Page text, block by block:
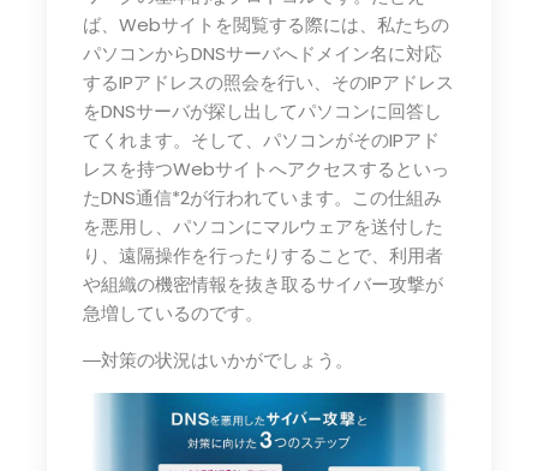
ば、Webサイトを閲覧する際には、私たちの
パソコンからDNSサーバへドメイン名に対応
するIPアドレスの照会を行い、そのIPアドレス
をDNSサーバが探し出してパソコンに回答し
てくれます。そして、パソコンがそのIPアド
レスを持つWebサイトへアクセスするといっ
たDNS通信*2が行われています。この仕組み
を悪用し、パソコンにマルウェアを送付した
り、遠隔操作を行ったりすることで、利用者
や組織の機密情報を抜き取るサイバー攻撃が
急増しているのです。
―対策の状況はいかがでしょう。